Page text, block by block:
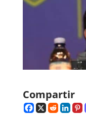
Compartir